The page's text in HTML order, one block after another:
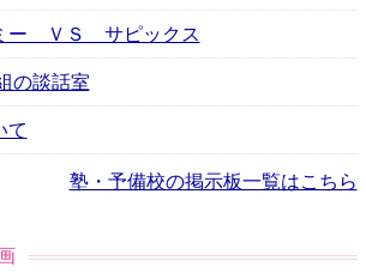
ー ＶＳ サピックス
の談話室
て
塾・予備校の掲示板一覧はこちら